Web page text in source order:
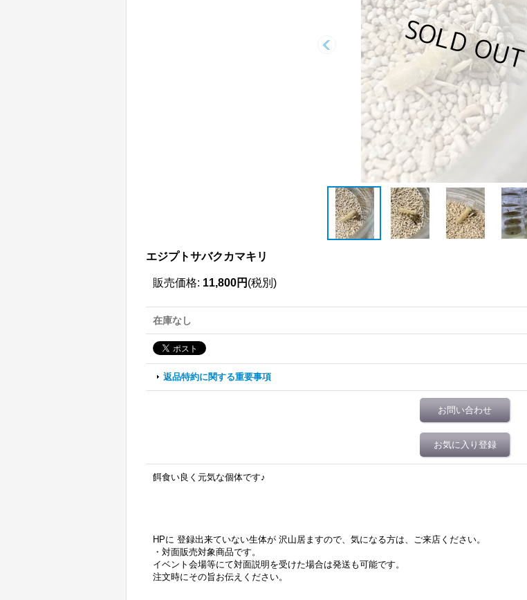
エジプトサバクカマキリ
販売価格: 11,800円 (税別)
在庫なし
返品特約に関する重要事項
お問い合わせ
お気に入り登録
餌食い良く元気な個体です♪
HPに 登録出来ていない生体が 沢山居ますので、気になる方は、ご来店ください。
・対面販売対象商品です。
イベント会場等にて対面説明を受けた場合は発送も可能です。
注文時にその旨お伝えください。